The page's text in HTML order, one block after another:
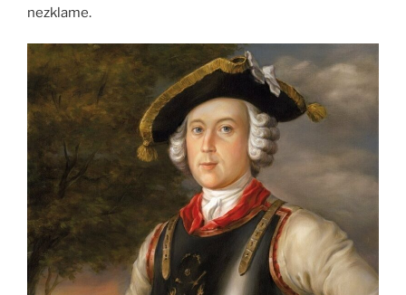
nezklame.